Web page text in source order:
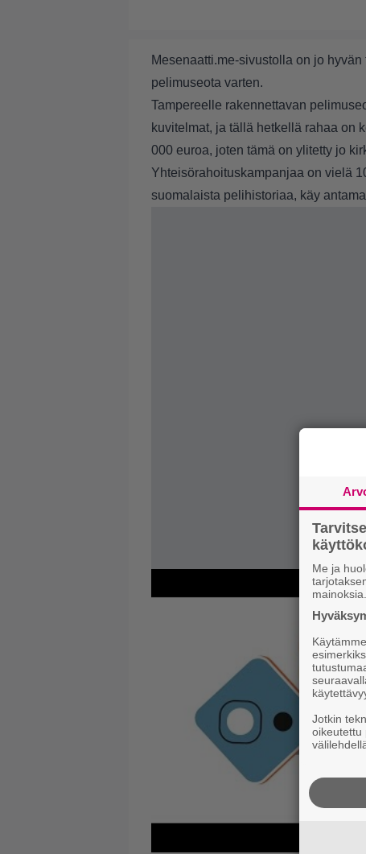
Mesenaatti.me-sivustolla on jo
pelimuseota varten.
Tampereelle rakennettavan
kuvitelmat, ja tällä hetkellä rahaa on
000 euroa, joten tämä on ylitetty jo
Yhteisörahoituskampanjaa on vielä
suomalaista pelihistoriaa, käy
Me ja
mainoksia.
Jotkin
oikeutettu